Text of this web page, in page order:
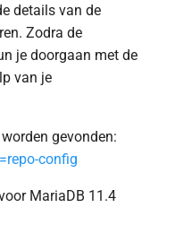
details van de
Zodra de
je doorgaan met de
van je
gevonden:
config
MariaDB 11.4